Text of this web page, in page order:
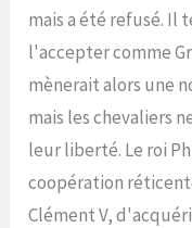
mais a été refusé. Il
l'accepter comme
mènerait alors une
mais les chevaliers
leur liberté. Le roi
coopération
Clément V,